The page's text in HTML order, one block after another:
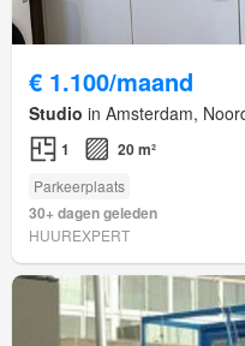
€ 1.100/maand
Studio in Amsterdam,
1 20 m²
Parkeerplaats
30+ dagen geleden
HUUREXPERT